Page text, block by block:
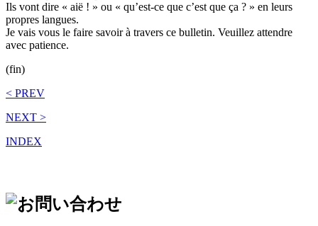
Ils vont dire « aië ! » ou « qu’est-ce que c’est que ça ? » en leurs
propres langues.
Je vais vous le faire savoir à travers ce bulletin. Veuillez attendre
avec patience.
(fin)
< PREV
NEXT >
INDEX